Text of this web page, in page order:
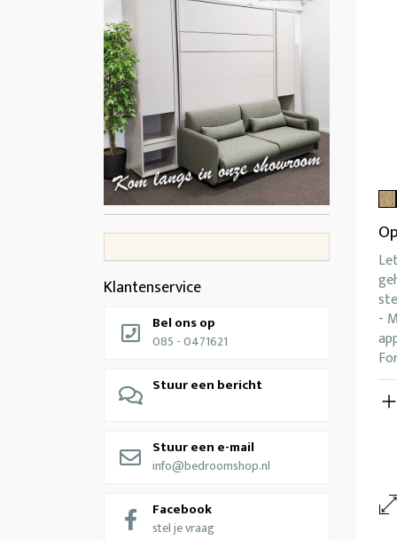
Klantenservice
Bel ons op
085 - 0471621
Stuur een bericht
Stuur een e-mail
info@bedroomshop.nl
Facebook
stel je vraag
-